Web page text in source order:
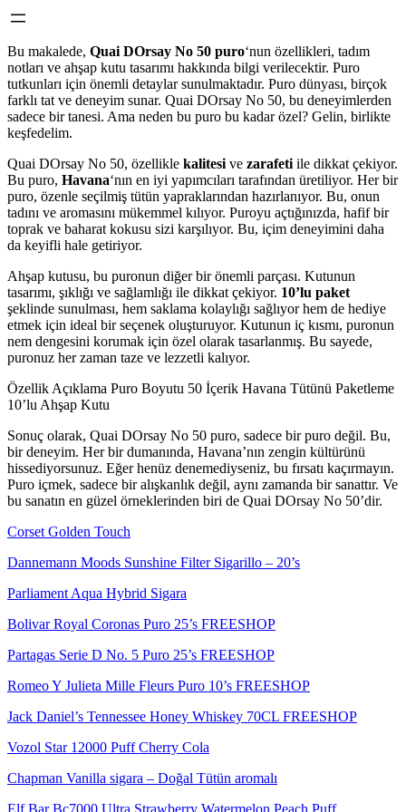
Bu makalede, Quai DOrsay No 50 puro‘nun özellikleri, tadım
notları ve ahşap kutu tasarımı hakkında bilgi verilecektir. Puro
tutkunları için önemli detaylar sunulmaktadır. Puro dünyası, birçok
farklı tat ve deneyim sunar. Quai DOrsay No 50, bu deneyimlerden
sadece bir tanesi. Ama neden bu puro bu kadar özel? Gelin, birlikte
keşfedelim.
Quai DOrsay No 50, özellikle kalitesi ve zarafeti ile dikkat çekiyor.
Bu puro, Havana‘nın en iyi yapımcıları tarafından üretiliyor. Her bir
puro, özenle seçilmiş tütün yapraklarından hazırlanıyor. Bu, onun
tadını ve aromasını mükemmel kılıyor. Puroyu açtığınızda, hafif bir
toprak ve baharat kokusu sizi karşılıyor. Bu, içim deneyimini daha
da keyifli hale getiriyor.
Ahşap kutusu, bu puronun diğer bir önemli parçası. Kutunun
tasarımı, şıklığı ve sağlamlığı ile dikkat çekiyor. 10’lu paket
şeklinde sunulması, hem saklama kolaylığı sağlıyor hem de hediye
etmek için ideal bir seçenek oluşturuyor. Kutunun iç kısmı, puronun
nem dengesini korumak için özel olarak tasarlanmış. Bu sayede,
puronuz her zaman taze ve lezzetli kalıyor.
Özellik Açıklama Puro Boyutu 50 İçerik Havana Tütünü Paketleme
10’lu Ahşap Kutu
Sonuç olarak, Quai DOrsay No 50 puro, sadece bir puro değil. Bu,
bir deneyim. Her bir dumanında, Havana’nın zengin kültürünü
hissediyorsunuz. Eğer henüz denemediyseniz, bu fırsatı kaçırmayın.
Puro içmek, sadece bir alışkanlık değil, aynı zamanda bir sanattır. Ve
bu sanatın en güzel örneklerinden biri de Quai DOrsay No 50’dir.
Corset Golden Touch
Dannemann Moods Sunshine Filter Sigarillo – 20’s
Parliament Aqua Hybrid Sigara
Bolivar Royal Coronas Puro 25’s FREESHOP
Partagas Serie D No. 5 Puro 25’s FREESHOP
Romeo Y Julieta Mille Fleurs Puro 10’s FREESHOP
Jack Daniel’s Tennessee Honey Whiskey 70CL FREESHOP
Vozol Star 12000 Puff Cherry Cola
Chapman Vanilla sigara – Doğal Tütün aromalı
Elf Bar Bc7000 Ultra Strawberry Watermelon Peach Puff